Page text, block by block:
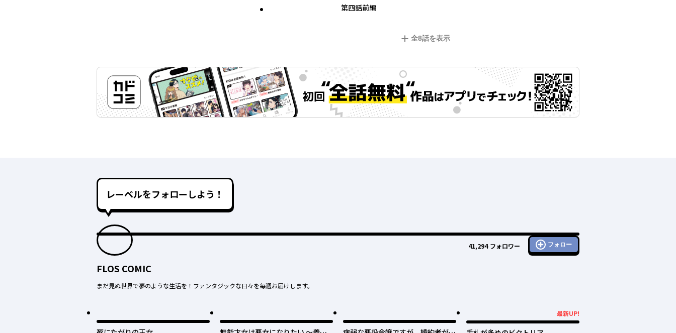
第四話前編
全8話を表示
レーベルをフォローしよう！
41,294 フォロワー フォロー
FLOS COMIC
まだ見ぬ世界で夢のような生活を！ファンタジックな日々を毎週お届けします。
最新UP!